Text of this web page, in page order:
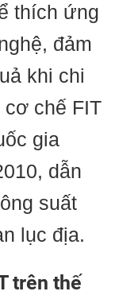
thích ứng
đảm
khi chi
cơ chế FIT
gia
dẫn
suất
lục địa.
trên thế